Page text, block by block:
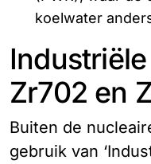
koelwater
Zr702 en
Buiten de
gebruik van